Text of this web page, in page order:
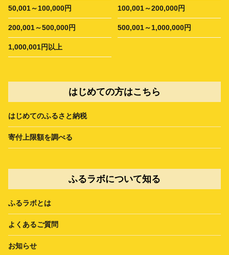
50,001～100,000円 100,001～200,000円
200,001～500,000円 500,001～1,000,000円
1,000,001円以上
はじめての方はこちら
はじめてのふるさと納税
寄付上限額を調べる
ふるラボについて知る
ふるラボとは
よくあるご質問
お知らせ